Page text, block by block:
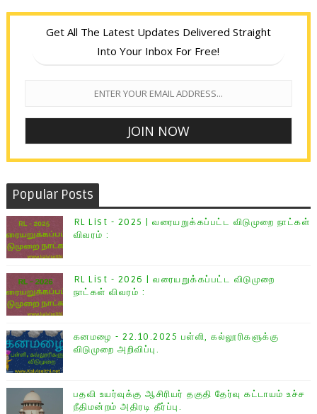
Get All The Latest Updates Delivered Straight
Into Your Inbox For Free!
Popular Posts
RL List - 2025 | வரையறுக்கப்பட்ட விடுமுறை நாட்கள்
விவரம் :
RL List - 2026 | வரையறுக்கப்பட்ட விடுமுறை
நாட்கள் விவரம் :
கனமழை - 22.10.2025 பள்ளி, கல்லூரிகளுக்கு
விடுமுறை அறிவிப்பு.
பதவி உயர்வுக்கு ஆசிரியர் தகுதி தேர்வு கட்டாயம் உச்ச
நீதிமன்றம் அதிரடி தீர்ப்பு.